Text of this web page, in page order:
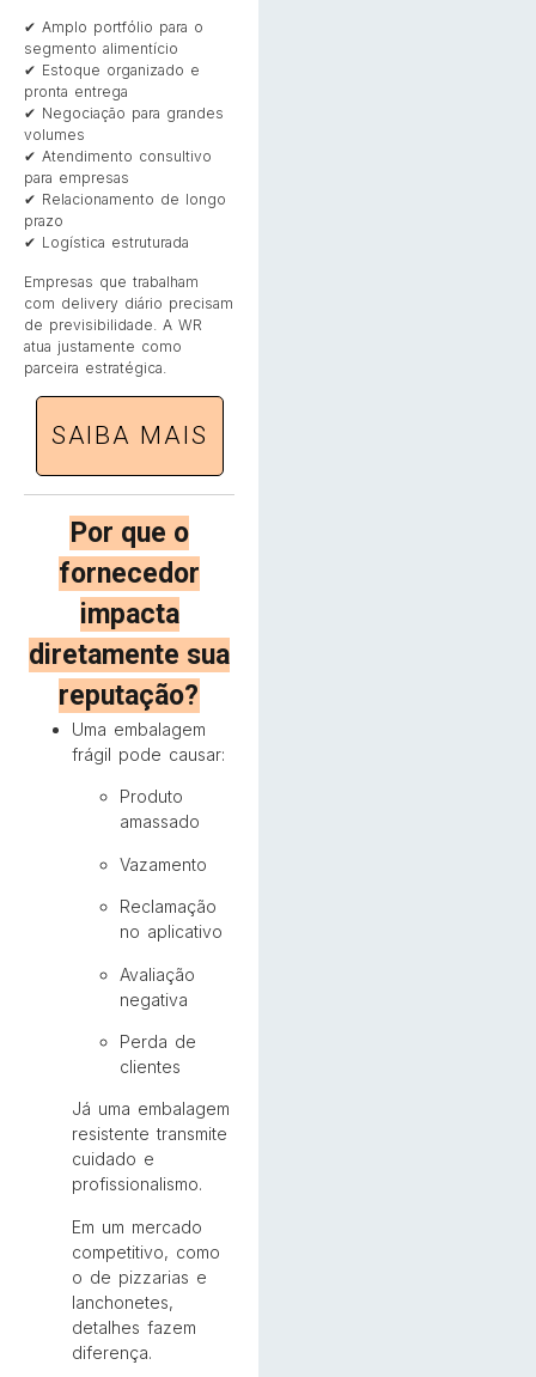
✔ Amplo portfólio para o
segmento alimentício
✔ Estoque organizado e
pronta entrega
✔ Negociação para grandes
volumes
✔ Atendimento consultivo
para empresas
✔ Relacionamento de longo
prazo
✔ Logística estruturada
Empresas que trabalham
com delivery diário precisam
de previsibilidade. A WR
atua justamente como
parceira estratégica.
SAIBA MAIS
Por que o
fornecedor
impacta
diretamente sua
reputação?
Uma embalagem
frágil pode causar:
Produto
amassado
Vazamento
Reclamação
no aplicativo
Avaliação
negativa
Perda de
clientes
Já uma embalagem
resistente transmite
cuidado e
profissionalismo.
Em um mercado
competitivo, como
o de pizzarias e
lanchonetes,
detalhes fazem
diferença.